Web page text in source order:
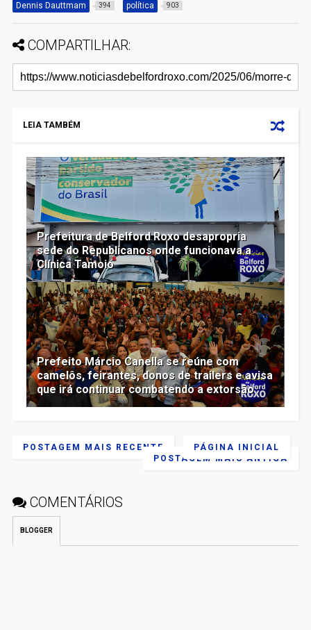
Dennis Dauttmam 394 política 903
COMPARTILHAR:
LEIA TAMBÉM
Prefeitura de Belford Roxo desapropria
sede do Republicanos onde funcionava a
Clínica Tamoio
Prefeito Márcio Canella se reúne com
camelôs, feirantes, donos de trailers e avisa
que irá continuar combatendo a extorsão
POSTAGEM MAIS RECENTE
POSTAGEM MAIS ANTIGA
PÁGINA INICIAL
COMENTÁRIOS
BLOGGER